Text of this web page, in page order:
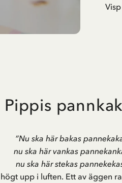
Pippis
”Nu ska här bakas
nu ska här vankas
nu ska här stekas
upp i luften. Ett av äggen